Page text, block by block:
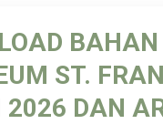
ST.
2026 DAN